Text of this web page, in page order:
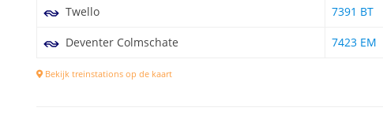
Twello 7391 BT
Deventer Colmschate 7423 EM
Bekijk treinstations op de kaart